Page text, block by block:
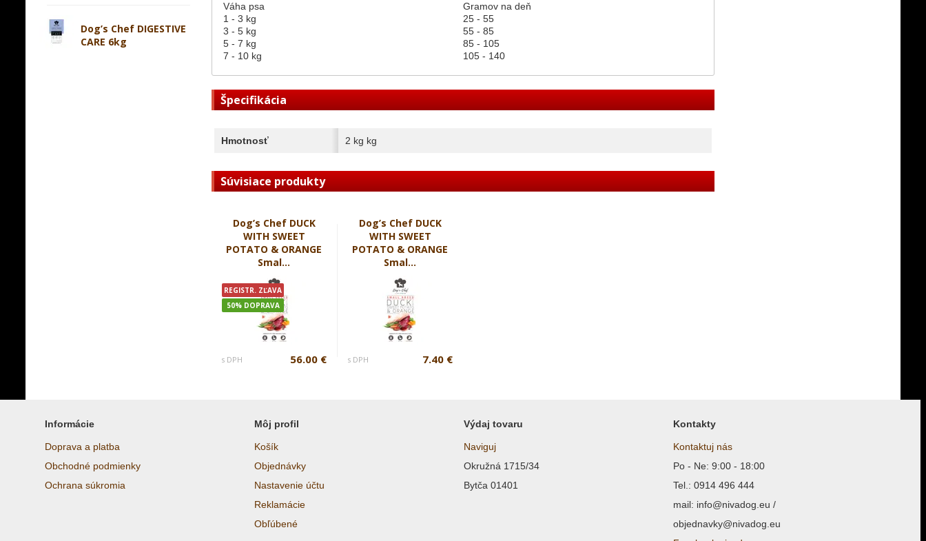
Dog’s Chef DIGESTIVE
CARE 6kg
Váha psa
Gramov na deň
1 - 3 kg
25 - 55
3 - 5 kg
55 - 85
5 - 7 kg
85 - 105
7 - 10 kg
105 - 140
Špecifikácia
Hmotnosť 2 kg kg
Súvisiace produkty
Dog’s Chef DUCK
WITH SWEET
POTATO & ORANGE
Smal...
REGISTR. ZĽAVA
50% DOPRAVA
s DPH 56.00 €
Dog’s Chef DUCK
WITH SWEET
POTATO & ORANGE
Smal...
s DPH 7.40 €
Informácie
Doprava a platba
Obchodné podmienky
Ochrana súkromia
Môj profil
Košík
Objednávky
Nastavenie účtu
Reklamácie
Obľúbené
Výdaj tovaru
Naviguj
Okružná 1715/34
Bytča 01401
Kontakty
Kontaktuj nás
Po - Ne: 9:00 - 18:00
Tel.: 0914 496 444
mail: info@nivadog.eu /
objednavky@nivadog.eu